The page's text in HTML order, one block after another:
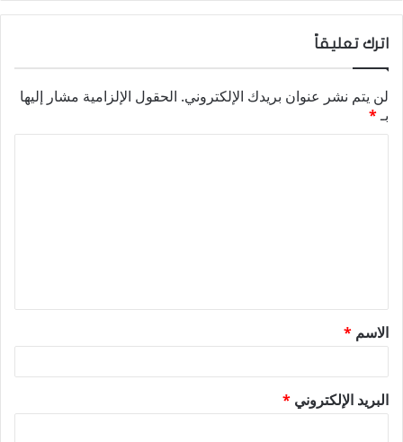
اترك تعليقاً
لن يتم نشر عنوان بريدك الإلكتروني. الحقول الإلزامية مشار إليها
بـ*
ق
*
الاسم *
البريد الإلكتروني *